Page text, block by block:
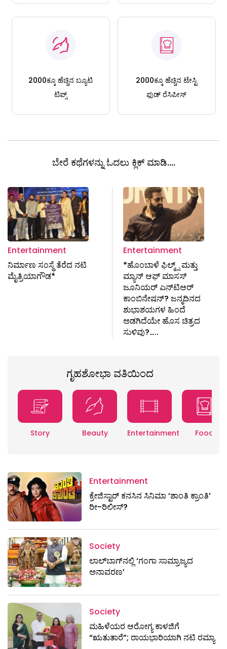
2000ಕ್ಕೂ ಹೆಚ್ಚಿನ ಬ್ಯೂಟಿ
ಟಿಪ್ಸ್
2000ಕ್ಕೂ ಹೆಚ್ಚಿನ ಟೇಸ್ಟಿ
ಫುಡ್ ರೆಸಿಪೀಸ್
ಬೇರೆ ಕಥೆಗಳನ್ನು ಓದಲು ಕ್ಲಿಕ್ ಮಾಡಿ....
Entertainment
ನಿರ್ಮಾಣ ಸಂಸ್ಥೆ ತೆರೆದ ನಟಿ
ಮೈತ್ರಿಯಾಗೌಡ*
Entertainment
*ಹೊಂಬಾಳೆ ಫಿಲ್ಮ್ಸ್ ಮತ್ತು
ಮ್ಯಾನ್ ಆಫ್ ಮಾಸಸ್
ಜೂನಿಯರ್ ಎನ್‌ಟಿಆರ್
ಕಾಂಬಿನೇಷನ್? ಜನ್ಮದಿನದ
ಶುಭಾಶಯಗಳ ಹಿಂದೆ
ಅಡಗಿದೆಯೇ ಹೊಸ ಚಿತ್ರದ
ಸುಳಿವು?…..
ಗೃಹಶೋಭಾ ವತಿಯಿಂದ
Story Beauty Entertainment Food
Entertainment
ಕ್ರೇಜಿಸ್ಟಾರ್ ಕನಸಿನ ಸಿನಿಮಾ ‘ಶಾಂತಿ ಕ್ರಾಂತಿ’
ರೀ-ರಿಲೀಸ್?
Society
ಲಾಲ್‌ಬಾಗ್‌ನಲ್ಲಿ ‘ಗಂಗಾ ಸಾಮ್ರಾಜ್ಯದ
ಅನಾವರಣ’
Society
ಮಹಿಳೆಯರ ಆರೋಗ್ಯ ಕಾಳಜಿಗೆ
“ಋತುತಾರೆ”; ರಾಯಭಾರಿಯಾಗಿ ನಟಿ ರಮ್ಯಾ